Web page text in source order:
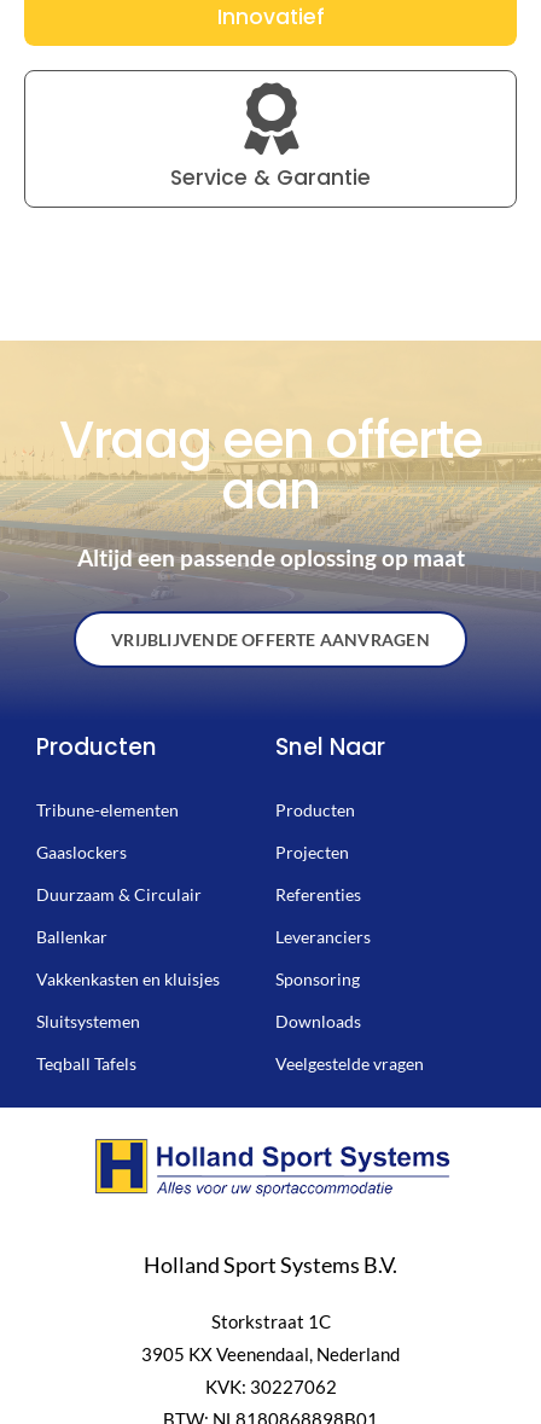
Innovatief
Service & Garantie
Vraag een offerte
aan
Altijd een passende oplossing op maat
VRIJBLIJVENDE OFFERTE AANVRAGEN
Producten
Tribune-elementen
Gaaslockers
Duurzaam & Circulair
Ballenkar
Vakkenkasten en kluisjes
Sluitsystemen
Teqball Tafels
Snel Naar
Producten
Projecten
Referenties
Leveranciers
Sponsoring
Downloads
Veelgestelde vragen
Holland Sport Systems B.V.
Storkstraat 1C
3905 KX Veenendaal, Nederland
KVK: 30227062
BTW: NL8180868898B01